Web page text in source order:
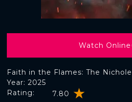
Faith in the Flames: The
Rating: 7.80
Year: 2025
Watch Online